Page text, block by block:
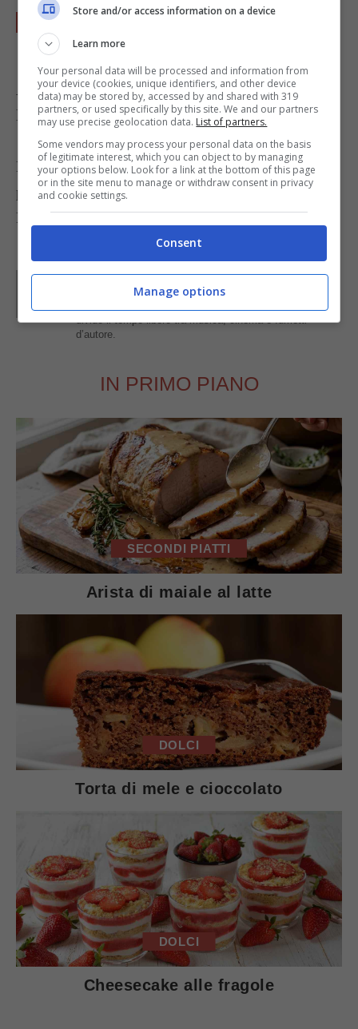
Cuocete per una ventina di minuti e poi
servite in tavola.
Accompagnate il pollo con del riso basmati
lessato
Provate ancheil pollo ripieno di risoda preparare
per le occasioni più speciali.
Foto diBack to the Cutting Board
Parole diKati Irrente
Giornalista poliedrica scrivo per il web dal 2008. Sono
divido il tempo libero tra musica, cinema e fumetti
d’autore.
IN PRIMO PIANO
SECONDI PIATTI
Arista di maiale al latte
DOLCI
Torta di mele e cioccolato
DOLCI
Cheesecake alle fragole
Store and/or access information on a device
Learn more
Your personal data will be processed and information from
your device (cookies, unique identifiers, and other device
data) may be stored by, accessed by and shared with 319
partners, or used specifically by this site. We and our partners
may use precise geolocation data. List of partners.
Some vendors may process your personal data on the basis
of legitimate interest, which you can object to by managing
your options below. Look for a link at the bottom of this page
or in the site menu to manage or withdraw consent in privacy
and cookie settings.
Consent
Manage options